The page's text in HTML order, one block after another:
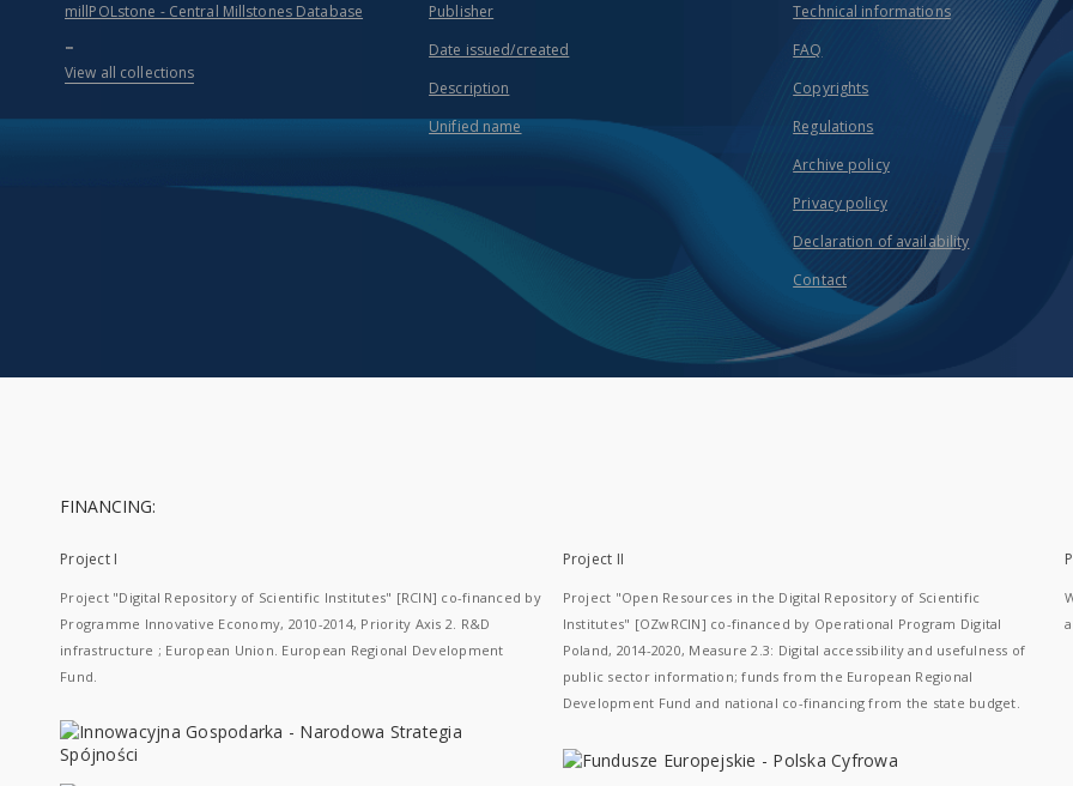
millPOLstone - Central Millstones Database
...
View all collections
Publisher
Date issued/created
Description
Unified name
Technical informations
FAQ
Copyrights
Regulations
Archive policy
Privacy policy
Declaration of availability
Contact
FINANCING:
Project I
Project "Digital Repository of Scientific Institutes" [RCIN] co-financed by
Programme Innovative Economy, 2010-2014, Priority Axis 2. R&D
infrastructure ; European Union. European Regional Development
Fund.
Project II
Project "Open Resources in the Digital Repository of Scientific
Institutes" [OZwRCIN] co-financed by Operational Program Digital
Poland, 2014-2020, Measure 2.3: Digital accessibility and usefulness of
public sector information; funds from the European Regional
Development Fund and national co-financing from the state budget.